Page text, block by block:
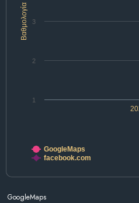
Βαθμολογία
1
2
3
GoogleMaps
facebook.com
GoogleMaps